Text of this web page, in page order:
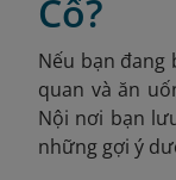
Cổ?
Nếu bạn đang
quan và ăn
Nội nơi bạn
những gợi ý